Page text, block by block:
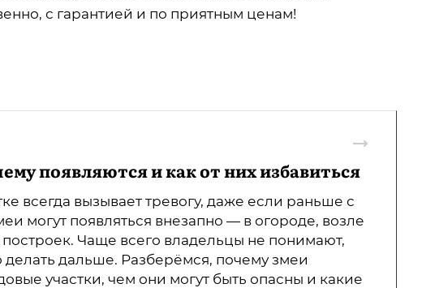
с гарантией и по приятным ценам!
появляются и как от них избавиться
всегда вызывает тревогу, даже если раньше с
могут появляться внезапно — в огороде, возле
Чаще всего владельцы не понимают,
делать дальше. Разберёмся, почему змеи
участки, чем они могут быть опасны и какие